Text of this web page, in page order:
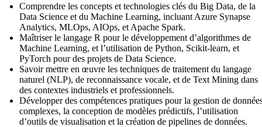
Comprendre les concepts et technologies clés du Big Data, de la
Data Science et du Machine Learning, incluant Azure Synapse
Analytics, MLOps, AIOps, et Apache Spark.
Maîtriser le langage R pour le développement d’algorithmes de
Machine Learning, et l’utilisation de Python, Scikit-learn, et
PyTorch pour des projets de Data Science.
Savoir mettre en œuvre les techniques de traitement du langage
naturel (NLP), de reconnaissance vocale, et de Text Mining dans
des contextes industriels et professionnels.
Développer des compétences pratiques pour la gestion de
complexes, la conception de modèles prédictifs, l’utilisation
d’outils de visualisation et la création de pipelines de données.